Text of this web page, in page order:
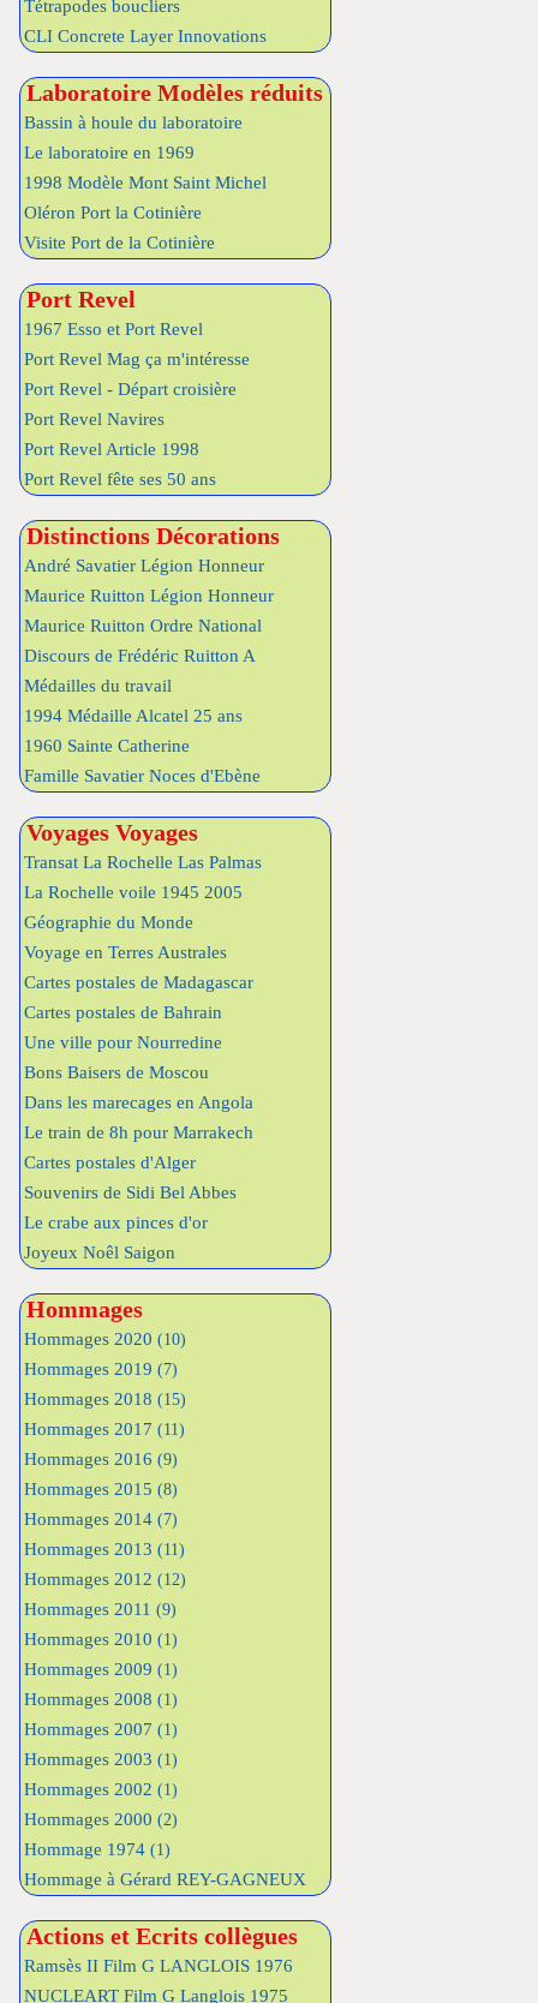
Tétrapodes boucliers
CLI Concrete Layer Innovations
Laboratoire Modèles réduits
Bassin à houle du laboratoire
Le laboratoire en 1969
1998 Modèle Mont Saint Michel
Oléron Port la Cotinière
Visite Port de la Cotinière
Port Revel
1967 Esso et Port Revel
Port Revel Mag ça m'intéresse
Port Revel - Départ croisière
Port Revel Navires
Port Revel Article 1998
Port Revel fête ses 50 ans
Distinctions Décorations
André Savatier Légion Honneur
Maurice Ruitton Légion Honneur
Maurice Ruitton Ordre National
Discours de Frédéric Ruitton A
Médailles du travail
1994 Médaille Alcatel 25 ans
1960 Sainte Catherine
Famille Savatier Noces d'Ebène
Voyages Voyages
Transat La Rochelle Las Palmas
La Rochelle voile 1945 2005
Géographie du Monde
Voyage en Terres Australes
Cartes postales de Madagascar
Cartes postales de Bahrain
Une ville pour Nourredine
Bons Baisers de Moscou
Dans les marecages en Angola
Le train de 8h pour Marrakech
Cartes postales d'Alger
Souvenirs de Sidi Bel Abbes
Le crabe aux pinces d'or
Joyeux Noêl Saigon
Hommages
Hommages 2020 (10)
Hommages 2019 (7)
Hommages 2018 (15)
Hommages 2017 (11)
Hommages 2016 (9)
Hommages 2015 (8)
Hommages 2014 (7)
Hommages 2013 (11)
Hommages 2012 (12)
Hommages 2011 (9)
Hommages 2010 (1)
Hommages 2009 (1)
Hommages 2008 (1)
Hommages 2007 (1)
Hommages 2003 (1)
Hommages 2002 (1)
Hommages 2000 (2)
Hommage 1974 (1)
Hommage à Gérard REY-GAGNEUX
Actions et Ecrits collègues
Ramsès II Film G LANGLOIS 1976
NUCLEART Film G Langlois 1975